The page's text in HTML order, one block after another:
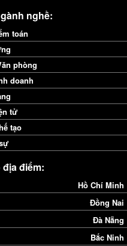
nghề:
toán
phòng
doanh
tử
tạo
điểm:
Hồ Chí Minh
Đồng Nai
Đà Nẵng
Bắc Ninh